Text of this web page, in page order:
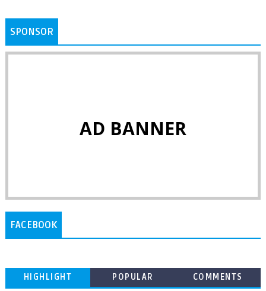
SPONSOR
AD BANNER
FACEBOOK
HIGHLIGHT POPULAR COMMENTS